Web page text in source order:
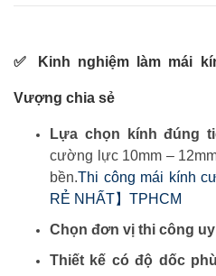
✅ Kinh nghiệm làm mái
Vượng chia sẻ
Lựa chọn kính đúng
cường lực 10mm –
bền.Thi công mái kính
RẺ NHẤT】TPHCM
Chọn đơn vị thi công
Thiết kế có độ dốc